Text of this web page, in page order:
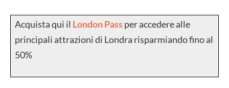
Acquista qui il London Passper accedere alle
principali attrazioni di Londra risparmiando fino al
50%